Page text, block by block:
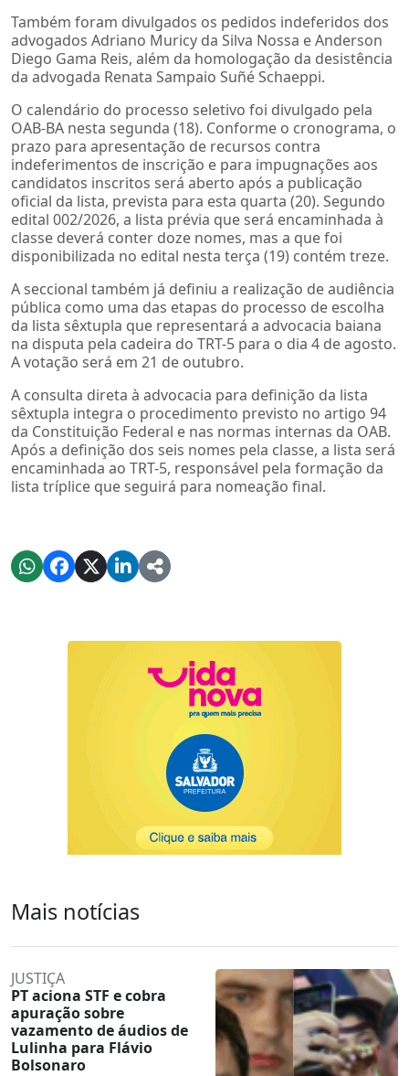
Também foram divulgados os pedidos indeferidos dos
advogados Adriano Muricy da Silva Nossa e Anderson
Diego Gama Reis, além da homologação da desistência
da advogada Renata Sampaio Suñé Schaeppi.
O calendário do processo seletivo foi divulgado pela
OAB-BA nesta segunda (18). Conforme o cronograma, o
prazo para apresentação de recursos contra
indeferimentos de inscrição e para impugnações aos
candidatos inscritos será aberto após a publicação
oficial da lista, prevista para esta quarta (20). Segundo
edital 002/2026, a lista prévia que será encaminhada à
classe deverá conter doze nomes, mas a que foi
disponibilizada no edital nesta terça (19) contém treze.
A seccional também já definiu a realização de audiência
pública como uma das etapas do processo de escolha
da lista sêxtupla que representará a advocacia baiana
na disputa pela cadeira do TRT-5 para o dia 4 de agosto.
A votação será em 21 de outubro.
A consulta direta à advocacia para definição da lista
sêxtupla integra o procedimento previsto no artigo 94
da Constituição Federal e nas normas internas da OAB.
Após a definição dos seis nomes pela classe, a lista será
encaminhada ao TRT-5, responsável pela formação da
lista tríplice que seguirá para nomeação final.
Mais notícias
JUSTIÇA
PT aciona STF e cobra
apuração sobre
vazamento de áudios de
Lulinha para Flávio
Bolsonaro